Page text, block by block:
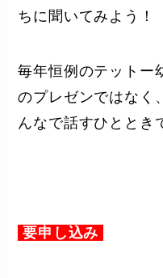
ちに聞いてみよう！
毎年恒例のテットー
のプレゼンではなく
んなで話すひととき
要申し込み